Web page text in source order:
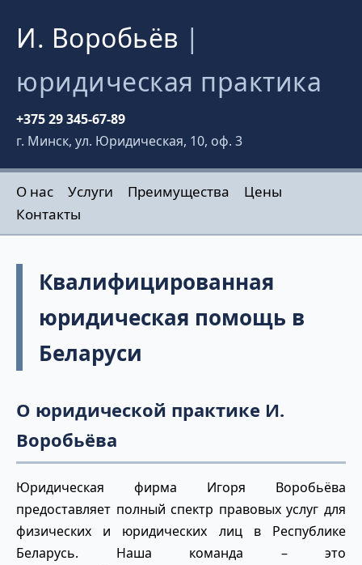
И. Воробьёв |
юридическая практика
+375 29 345-67-89
г. Минск, ул. Юридическая, 10, оф. 3
О нас Услуги Преимущества
Цены
Контакты
Квалифицированная
юридическая помощь в
Беларуси
О юридической практике И.
Воробьёва
Юридическая фирма Игоря Воробьёва
предоставляет полный спектр правовых услуг для
физических и юридических лиц в Республике
Беларусь. Наша команда – это